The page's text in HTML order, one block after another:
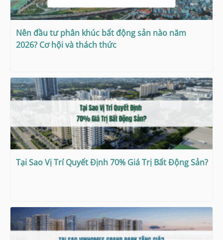
Nên đầu tư phân khúc bất động sản nào năm
2026? Cơ hội và thách thức
Tại Sao Vị Trí Quyết Định 70% Giá Trị Bất Động Sản?